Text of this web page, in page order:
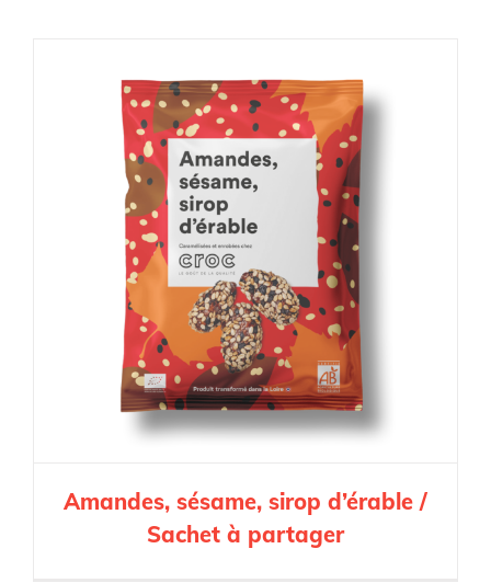
Amandes, sésame, sirop d’érable /
Sachet à partager